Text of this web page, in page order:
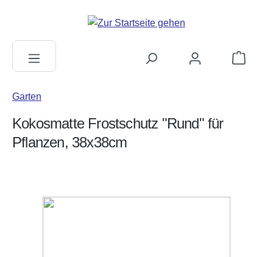
Garten
Kokosmatte Frostschutz "Rund" für
Pflanzen, 38x38cm
Bildergalerie überspringen